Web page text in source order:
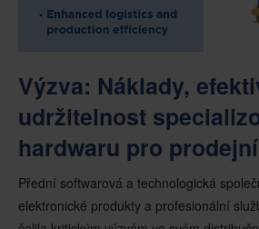
Výzva: Náklady,
udržitelnost
hardwaru pro
Přední softwarová a technologická
elektronické produkty a profesionální